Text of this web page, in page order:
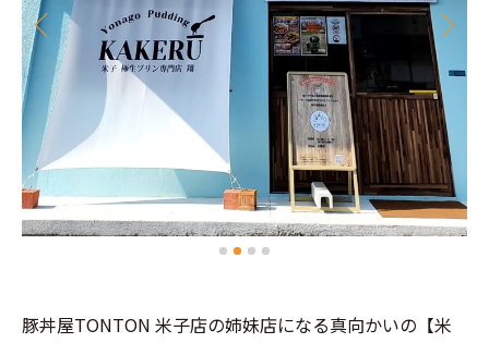
豚丼屋TONTON 米子店の姉妹店になる真向かいの【米